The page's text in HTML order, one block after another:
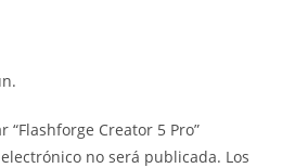
Creator 5 Pro”
no será publicada. Los